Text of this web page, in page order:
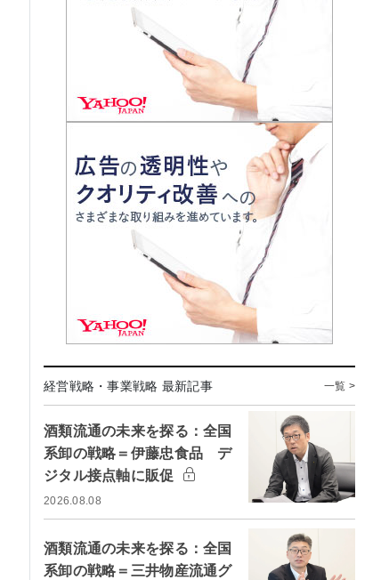
経営戦略・事業戦略 最新記事 一覧 >
酒類流通の未来を探る：全国
系卸の戦略＝伊藤忠食品 デ
ジタル接点軸に販促
2026.08.08
酒類流通の未来を探る：全国
系卸の戦略＝三井物産流通グ